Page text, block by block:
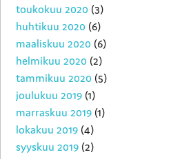
toukokuu 2020 (3)
huhtikuu 2020 (6)
maaliskuu 2020 (6)
helmikuu 2020 (2)
tammikuu 2020 (5)
joulukuu 2019 (1)
marraskuu 2019 (1)
lokakuu 2019 (4)
syyskuu 2019 (2)